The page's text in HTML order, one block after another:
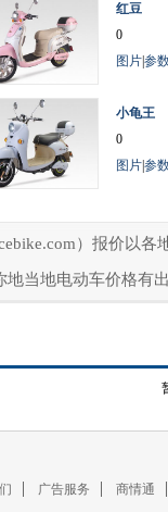
红豆
0
图片参
小龟王
0
图片参
）报价以
地当地电动车价格有
广告服务 商情通